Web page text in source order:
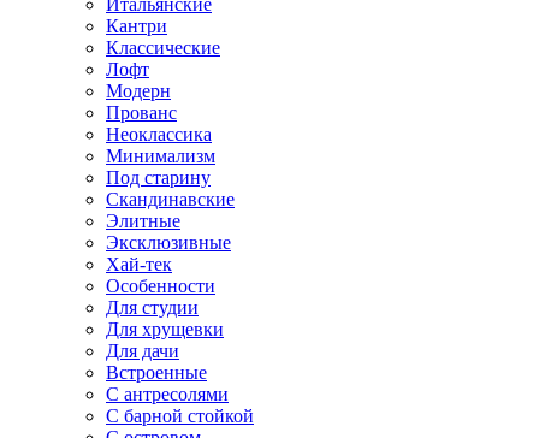
Итальянские
Кантри
Классические
Лофт
Модерн
Прованс
Неоклассика
Минимализм
Под старину
Скандинавские
Элитные
Эксклюзивные
Хай-тек
Особенности
Для студии
Для хрущевки
Для дачи
Встроенные
С антресолями
С барной стойкой